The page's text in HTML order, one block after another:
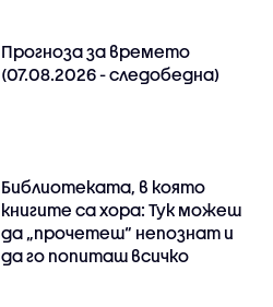
Прогноза за времето
(07.08.2026 - следобедна)
Библиотеката, в която
книгите са хора: Тук можеш
да „прочетеш“ непознат и
да го попиташ всичко